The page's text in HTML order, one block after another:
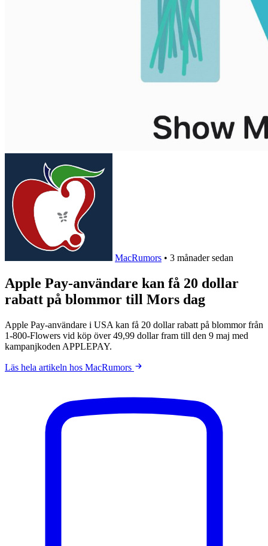
MacRumors • 3 månader sedan
Apple Pay-användare kan få 20 dollar
rabatt på blommor till Mors dag
Apple Pay-användare i USA kan få 20 dollar rabatt på blommor från
1-800-Flowers vid köp över 49,99 dollar fram till den 9 maj med
kampanjkoden APPLEPAY.
Läs hela artikeln hos MacRumors